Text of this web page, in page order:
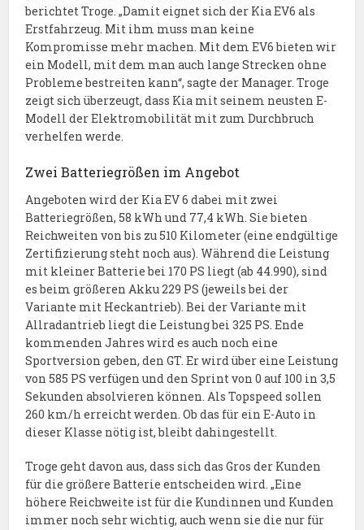
berichtet Troge. „Damit eignet sich der Kia EV6 als
Erstfahrzeug. Mit ihm muss man keine
Kompromisse mehr machen. Mit dem EV6 bieten wir
ein Modell, mit dem man auch lange Strecken ohne
Probleme bestreiten kann“, sagte der Manager. Troge
zeigt sich überzeugt, dass Kia mit seinem neusten E-
Modell der Elektromobilität mit zum Durchbruch
verhelfen werde.
Zwei Batteriegrößen im Angebot
Angeboten wird der Kia EV 6 dabei mit zwei
Batteriegrößen, 58 kWh und 77,4 kWh. Sie bieten
Reichweiten von bis zu 510 Kilometer (eine endgültige
Zertifizierung steht noch aus). Während die Leistung
mit kleiner Batterie bei 170 PS liegt (ab 44.990), sind
es beim größeren Akku 229 PS (jeweils bei der
Variante mit Heckantrieb). Bei der Variante mit
Allradantrieb liegt die Leistung bei 325 PS. Ende
kommenden Jahres wird es auch noch eine
Sportversion geben, den GT. Er wird über eine Leistung
von 585 PS verfügen und den Sprint von 0 auf 100 in 3,5
Sekunden absolvieren können. Als Topspeed sollen
260 km/h erreicht werden. Ob das für ein E-Auto in
dieser Klasse nötig ist, bleibt dahingestellt.
Troge geht davon aus, dass sich das Gros der Kunden
für die größere Batterie entscheiden wird. „Eine
höhere Reichweite ist für die Kundinnen und Kunden
immer noch sehr wichtig, auch wenn sie die nur für